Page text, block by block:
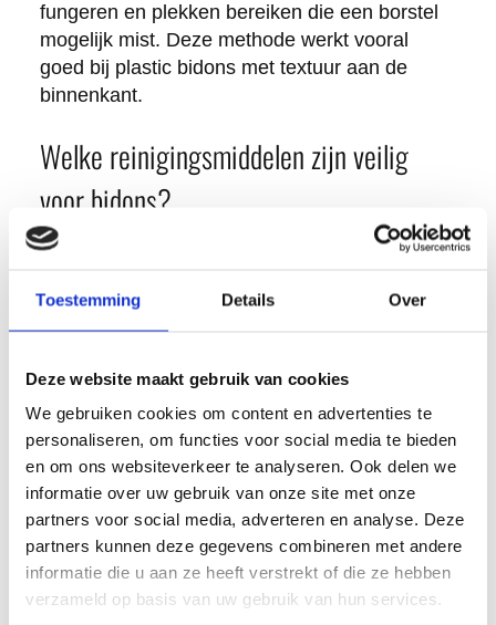
Toestemming Details Over
Deze website maakt gebruik van cookies
We gebruiken cookies om content en advertenties te
personaliseren, om functies voor social media te bieden
en om ons websiteverkeer te analyseren. Ook delen we
informatie over uw gebruik van onze site met onze
partners voor social media, adverteren en analyse. Deze
partners kunnen deze gegevens combineren met andere
informatie die u aan ze heeft verstrekt of die ze hebben
verzameld op basis van uw gebruik van hun services.
fungeren en plekken bereiken die een borstel
mogelijk mist. Deze methode werkt vooral
goed bij plastic bidons met textuur aan de
binnenkant.
Welke reinigingsmiddelen zijn veilig
voor bidons?
Milde afwasmiddelen zijn de veiligste en meest
effectieve optie voor dagelijks gebruik. Kies
voor middelen zonder sterke parfums of
achterblijven en de smaak van je drank
een goede keuze omdat ze extra mild zijn.
Natuurlijke alternatieven zoals baking soda,
witte azijn en citroensap zijn veilig en effectief.
Deze middelen hebben antimicrobiële
eigenschappen zonder schadelijke chemische
residuen achter te laten. Vermijd bleekmiddel,
sterke zuren of industriële reinigingsmiddelen